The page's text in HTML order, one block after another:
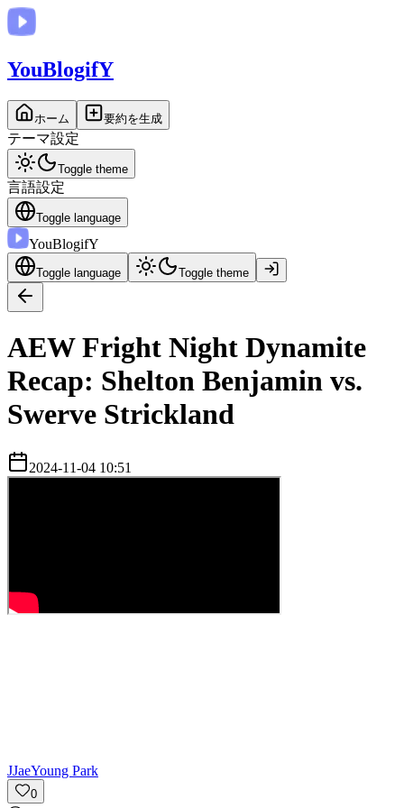
YouBlogifY
ホーム 要約を生成
テーマ設定
Toggle theme
言語設定
Toggle language
YouBlogifY
Toggle language Toggle theme
AEW Fright Night Dynamite
Recap: Shelton Benjamin vs.
Swerve Strickland
2024-11-04 10:51
JJaeYoung Park
0